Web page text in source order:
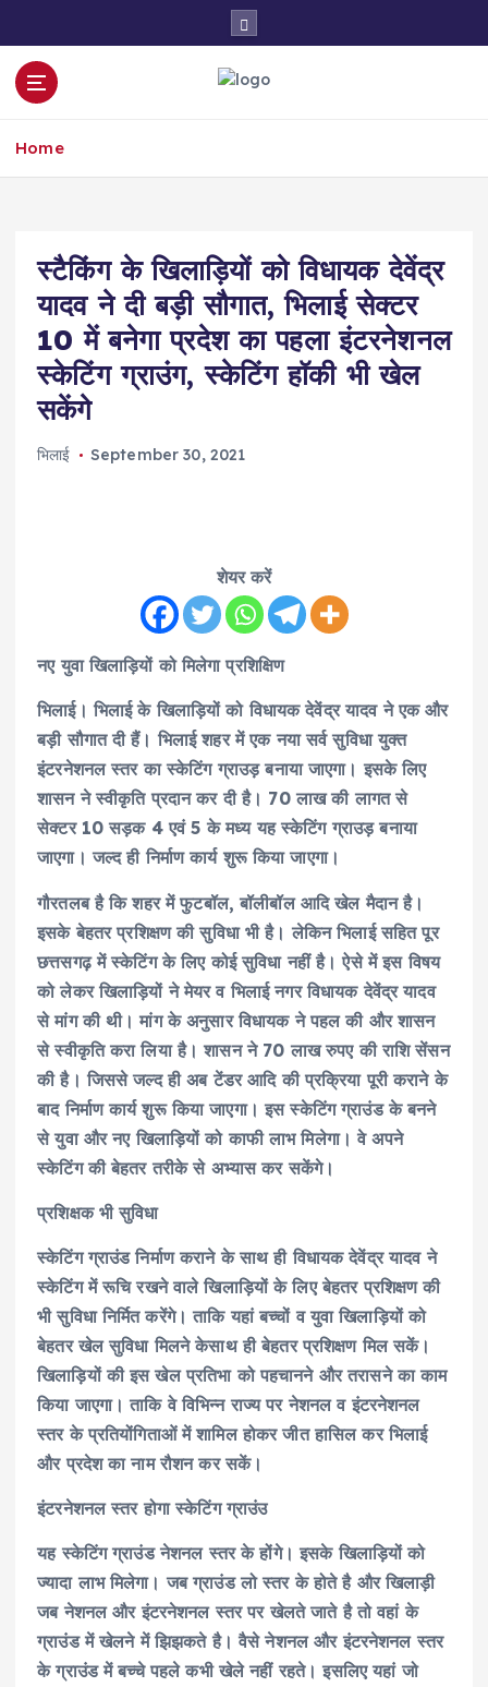
Home
स्टैकिंग के खिलाड़ियों को विधायक देवेंद्र
यादव ने दी बड़ी सौगात, भिलाई सेक्टर
10 में बनेगा प्रदेश का पहला इंटरनेशनल
स्केटिंग ग्राउंग, स्केटिंग हॉकी भी खेल
सकेंगे
भिलाई September 30, 2021
शेयर करें
नए युवा खिलाड़ियों को मिलेगा प्रशिक्षिण
भिलाई। भिलाई के खिलाड़ियों को विधायक देवेंद्र यादव ने एक और
बड़ी सौगात दी हैं। भिलाई शहर में एक नया सर्व सुविधा युक्त
इंटरनेशनल स्तर का स्केटिंग ग्राउड़ बनाया जाएगा। इसके लिए
शासन ने स्वीकृति प्रदान कर दी है। 70 लाख की लागत से
सेक्टर 10 सड़क 4 एवं 5 के मध्य यह स्केटिंग ग्राउड़ बनाया
जाएगा। जल्द ही निर्माण कार्य शुरू किया जाएगा।
गौरतलब है कि शहर में फुटबॉल, बॉलीबॉल आदि खेल मैदान है।
इसके बेहतर प्रशिक्षण की सुविधा भी है। लेकिन भिलाई सहित पूर
छत्तसगढ़ में स्केटिंग के लिए कोई सुविधा नहीं है। ऐसे में इस विषय
को लेकर खिलाड़ियों ने मेयर व भिलाई नगर विधायक देवेंद्र यादव
से मांग की थी। मांग के अनुसार विधायक ने पहल की और शासन
से स्वीकृति करा लिया है। शासन ने 70 लाख रुपए की राशि सेंसन
की है। जिससे जल्द ही अब टेंडर आदि की प्रक्रिया पूरी कराने के
बाद निर्माण कार्य शुरू किया जाएगा। इस स्केटिंग ग्राउंड के बनने
से युवा और नए खिलाड़ियों को काफी लाभ मिलेगा। वे अपने
स्केटिंग की बेहतर तरीके से अभ्यास कर सकेंगे।
प्रशिक्षक भी सुविधा
स्केटिंग ग्राउंड निर्माण कराने के साथ ही विधायक देवेंद्र यादव ने
स्केटिंग में रूचि रखने वाले खिलाड़ियों के लिए बेहतर प्रशिक्षण की
भी सुविधा निर्मित करेंगे। ताकि यहां बच्चों व युवा खिलाड़ियों को
बेहतर खेल सुविधा मिलने केसाथ ही बेहतर प्रशिक्षण मिल सकें।
खिलाड़ियों की इस खेल प्रतिभा को पहचानने और तरासने का काम
किया जाएगा। ताकि वे विभिन्न राज्य पर नेशनल व इंटरनेशनल
स्तर के प्रतियोंगिताओं में शामिल होकर जीत हासिल कर भिलाई
और प्रदेश का नाम रौशन कर सकें।
इंटरनेशनल स्तर होगा स्केटिंग ग्राउंउ
यह स्केटिंग ग्राउंड नेशनल स्तर के होंगे। इसके खिलाड़ियों को
ज्यादा लाभ मिलेगा। जब ग्राउंड लो स्तर के होते है और खिलाड़ी
जब नेशनल और इंटरनेशनल स्तर पर खेलते जाते है तो वहां के
ग्राउंड में खेलने में झिझकते है। वैसे नेशनल और इंटरनेशनल स्तर
के ग्राउंड में बच्चे पहले कभी खेले नहीं रहते। इसलिए यहां जो